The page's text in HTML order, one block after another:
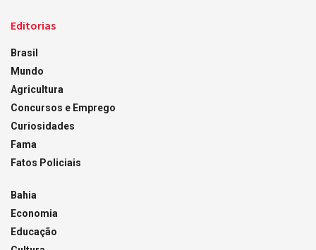
Editorias
Brasil
Mundo
Agricultura
Concursos e Emprego
Curiosidades
Fama
Fatos Policiais
Bahia
Economia
Educação